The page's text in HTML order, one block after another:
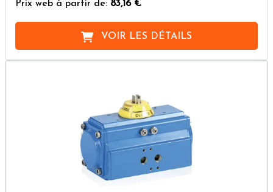
Prix web à partir de: 83,16 €
VOIR LES DÉTAILS